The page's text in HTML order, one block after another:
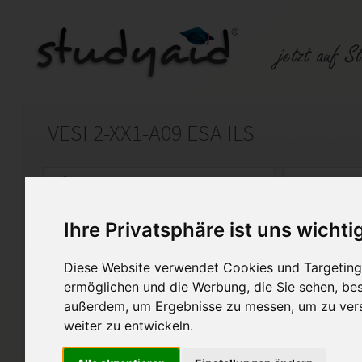
Ihre Privatsphäre ist uns
Diese Website verwendet Cookies und
ermöglichen und die Werbung, die Sie sehen,
außerdem, um Ergebnisse zu messen, um zu
weiter zu entwickeln.
VESI 2-XX1-A09 ESA ILS
Auf StudyAid.de verkaufen
Startseite Wirtschaft
Sachversicherungen
Ich verkaufe meine
mir selbst erarbeitet und mit